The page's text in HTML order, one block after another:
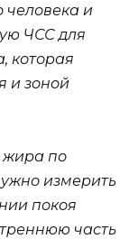
человека и
ЧСС для
которая
и зоной
жира по
измерить
покоя
часть